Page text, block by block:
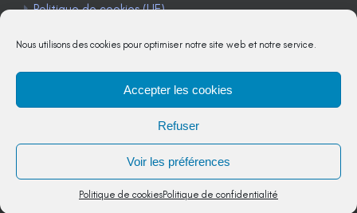
Nous utilisons des cookies pour optimiser notre site web et notre service.
Accepter les cookies
Refuser
Voir les préférences
Politique de cookiesPolitique de confidentialité
Politique de cookies (UE)
TÉLÉPHONE : 04 90 85 22 98